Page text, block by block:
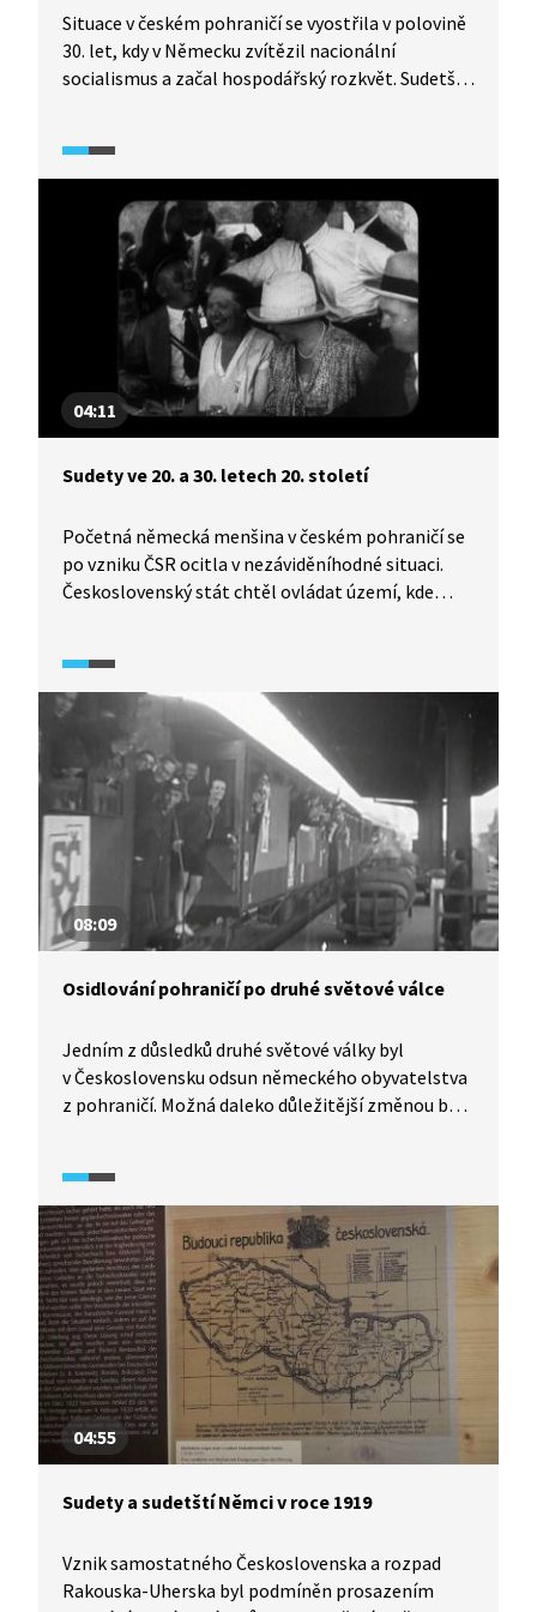
Situace v českém pohraničí se vyostřila v polovině
30. let, kdy v Německu zvítězil nacionální
socialismus a začal hospodářský rozkvět. Sudetští
rozhlas bylo možné poslouchat německé vysílače.
v Sudetech na úrodnou půdu. Vznikla nová
politická strana pod vedením Konráda Henleina,
která dokonce zvítězila v roce 1935
v parlamentních volbách. A taková strana si již
může klást požadavky.
04:11
Sudety ve 20. a 30. letech 20. století
Početná německá menšina v českém pohraničí se
po vzniku ČSR ocitla v nezáviděníhodné situaci.
Československý stát chtěl ovládat území, kde
funkcích na úřadech však působili pouze Češi. Stát
rušil německé školy a nutil německé rodiny, aby
posílaly děti do škol českých. Ani agrární reforma
nebyla vůči německé menšině spravedlivá. I přes
tato úskalí se až do vypuknutí hospodářské krize
a nástupu nacismu v Německu v pohraničí
neprojevovaly žádné velké nevraživosti.
08:09
Osidlování pohraničí po druhé světové válce
Jedním z důsledků druhé světové války byl
v Československu odsun německého obyvatelstva
z pohraničí. Možná daleko důležitější změnou byla
na hospodářské hodnoty, které vytvořili němečtí
obyvatelé (nejen) pohraničí. Ve videu uvidíte
i dobové záběry z pohraničí a osobní vzpomínky
nových osídlenců v pohraničí.
04:55
Sudety a sudetští Němci v roce 1919
Vznik samostatného Československa a rozpad
Rakouska-Uherska byl podmíněn prosazením